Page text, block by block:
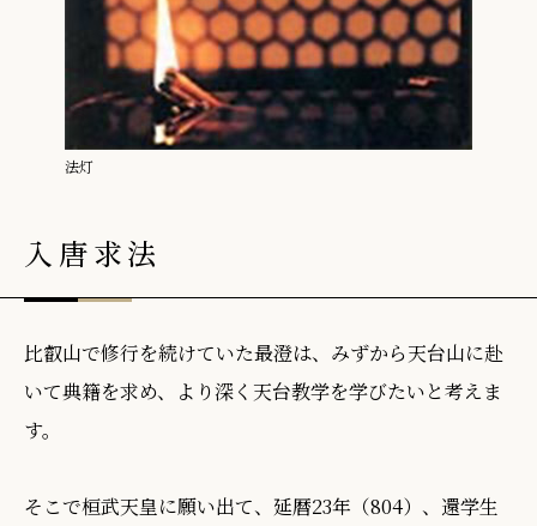
法灯
入唐求法
比叡山で修行を続けていた最澄は、みずから天台山に赴
いて典籍を求め、より深く天台教学を学びたいと考えま
す。
そこで桓武天皇に願い出て、延暦23年（804）、還学生